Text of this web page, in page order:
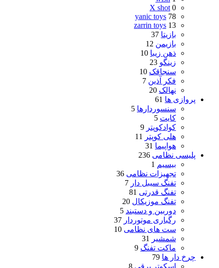
X shot 0
yanic toys 78
zarrin toys 13
بازیتا 37
بازیمن 12
ذهن زیبا 10
زینگو 23
سنجاقک 10
فکر آذین 7
نهالک 20
پروازی ها 61
سنسوردارها 5
کایت 5
کوادکوپتر 9
هلی کوپتر
11
هواپیما 31
پلیسی نظامی 236
بیسیم 1
تجهیزات نظامی 36
تفنگ سیبل دار 7
تفنگ قدرتی 81
تفنگ موزیکال 20
دوربین و دستبند 5
رگباری موتوردار 37
ست های نظامی 10
شمشیر
31
ماکت تفنگ 9
چرخ دار ها 79
اسکوتر برقی 8